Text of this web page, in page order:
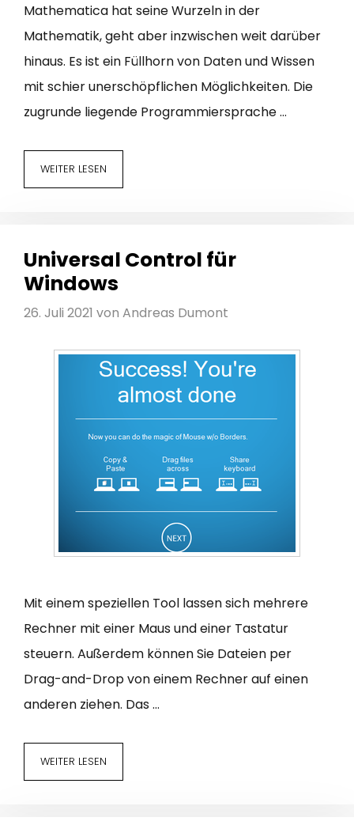
Mathematica hat seine Wurzeln in der
Mathematik, geht aber inzwischen weit darüber
hinaus. Es ist ein Füllhorn von Daten und Wissen
mit schier unerschöpflichen Möglichkeiten. Die
zugrunde liegende Programmiersprache …
WEITER LESEN
Universal Control für
Windows
26. Juli 2021 von Andreas Dumont
Mit einem speziellen Tool lassen sich mehrere
Rechner mit einer Maus und einer Tastatur
steuern. Außerdem können Sie Dateien per
Drag-and-Drop von einem Rechner auf einen
anderen ziehen. Das …
WEITER LESEN